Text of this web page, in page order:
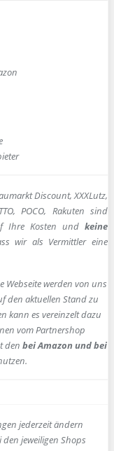
Discount, XXXLutz,
POCO, Rakuten sind
Ihre Kosten und keine
wir als Vermittler eine
Webseite werden von uns
den aktuellen Stand zu
kann es vereinzelt dazu
vom Partnershop
den bei Amazon und bei
jederzeit ändern
jeweiligen Shops